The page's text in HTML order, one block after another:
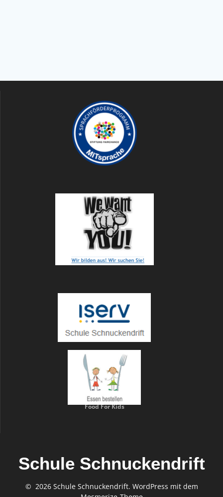
Food For Kids
Schule Schnuckendrift
© 2026 Schule Schnuckendrift. WordPress mit dem